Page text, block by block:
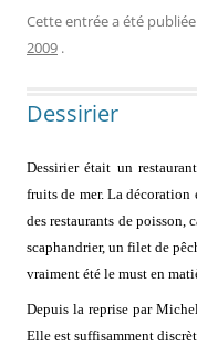
Cette entrée a été
2009 .
Dessirier
Dessirier était un
fruits de mer. La
des restaurants de poisson,
scaphandrier, un filet de
vraiment été le must en
Depuis la reprise par
Elle est suffisamment